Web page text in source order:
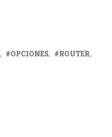
OPCIONES
ROUTER